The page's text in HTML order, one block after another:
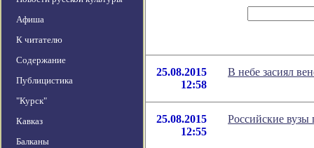
Афиша
К читателю
Содержание
Публицистика
"Курск"
Кавказ
Балканы
25.08.2015
12:58
В небе засиял
25.08.2015
12:55
Российские вузы